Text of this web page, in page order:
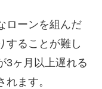
ローンを組んだ
することが難し
3ヶ月以上遅れる
ます。